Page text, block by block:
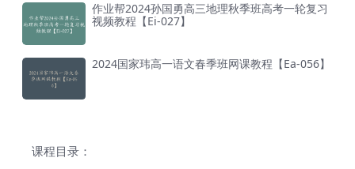
作业帮2024孙国勇高三地理秋季班高考一轮复习
视频教程【Ei-027】
2024国家玮高一语文春季班网课教程【Ea-056】
课程目录：